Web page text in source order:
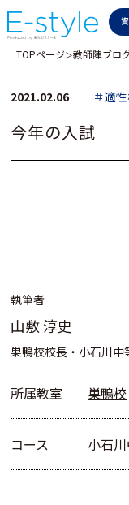
TOPページ＞教師陣ブロ
2021.02.06 ＃適
今年の入試
執筆者
山敷 淳史
巣鴨校校長・小石川中
所属教室 巣鴨校
コース 小石